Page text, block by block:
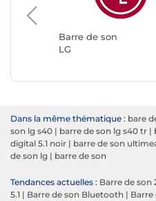
Barre de son
LG
Dans la même thématique : bare
son lg s40 | barre de son lg s40 tr |
digital 5.1 noir | barre de son
de son lg | barre de son
Tendances actuelles : Barre de son
5.1 | Barre de son Bluetooth | Barre